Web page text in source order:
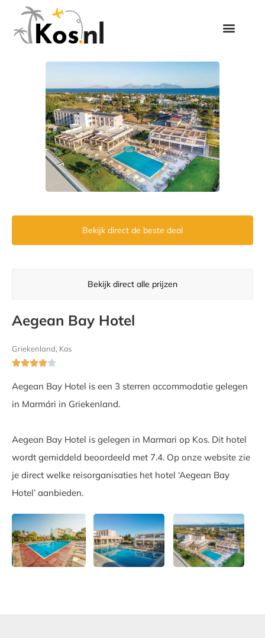
Bekijk direct de beste deal
Bekijk direct alle prijzen
Aegean Bay Hotel
Griekenland, Kos

Aegean Bay Hotel is een 3 sterren accommodatie gelegen
in Marmári in Griekenland.
Aegean Bay Hotel is gelegen in Marmari op Kos. Dit hotel
wordt gemiddeld beoordeeld met 7.4. Op onze website zie
je direct welke reisorganisaties het hotel ‘Aegean Bay
Hotel’ aanbieden.